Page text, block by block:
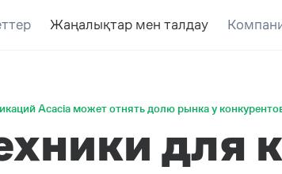
Жаңалықтар мен талдау
Acacia может отнять долю рынка у
для